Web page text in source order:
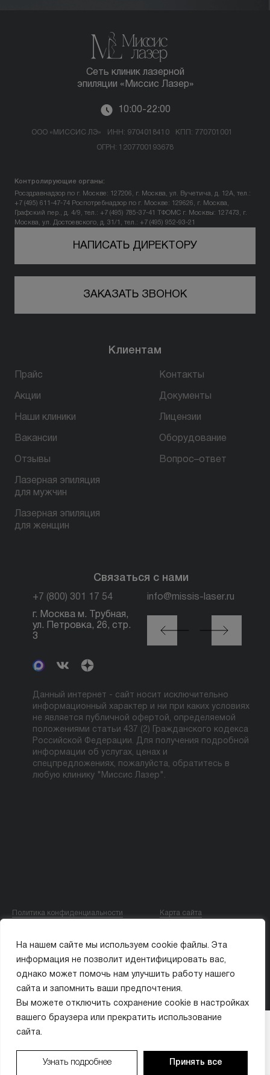
На нашем сайте мы используем cookie файлы. Эта
информация не позволит идентифицировать вас,
однако может помочь нам улучшить работу нашего
сайта и запомнить ваши предпочтения.
Вы можете отключить сохранение cookie в настройках
вашего браузера или прекратить использование
сайта.
Узнать подробнее Принять все
Сеть клиник лазерной
эпиляции «Миссис Лазер»
10:00-22:00
ООО «МИССИС ЛЭ» ИНН: 9704018410 КПП: 770701001
ОГРН: 1207700193678
Контролирующие органы:
Росздравнадзор по г. Москве: 127206, г. Москва, ул. Вучетича, д. 12А, тел.:
+7 (495) 611-47-74 Роспотребнадзор по г. Москве: 129626, г. Москва,
Графский пер., д. 4/9, тел.: +7 (495) 785-37-41
ТФОМС г. Москвы: 127473, г.
Москва, ул. Достоевского, д. 31/1, тел.: +7 (495) 952-93-21
НАПИСАТЬ ДИРЕКТОРУ
ЗАКАЗАТЬ ЗВОНОК
Клиентам
Прайс
Акции
Наши клиники
Вакансии
Отзывы
Лазерная эпиляция
для мужчин
Лазерная эпиляция
для женщин
Контакты
Документы
Лицензии
Оборудование
Вопрос–ответ
Связаться с нами
+7 (800) 301 17 54 info@missis-laser.ru
г. Москва м. Трубная,
ул. Петровка, 26, стр.
3
г. Москва м./МЦК
Автозаводская, ул.
Сайкина, 19
Данный интернет - сайт носит исключительно
информационный характер и ни при каких условиях
не является публичной офертой, определяемой
положениями статьи 437 (2) Гражданского кодекса
Российской Федерации. Для получения подробной
информации об услугах, ценах и
спецпредложениях, пожалуйста, обратитесь в
любую клинику "Миссис Лазер".
Политика конфиденциальности Карта сайта
ИМЕЮТСЯ ПРОТИВОПОКАЗАНИЯ. ПЕРЕД ПРИМЕНЕНИЕМ ОЗНАКОМЬТЕСЬ
С ИНСТРУКЦИЕЙ ИЛИ ПРОКОНСУЛЬТИРУЙТЕСЬ С ВРАЧОМ.
ВАШ БОНУС:
Организатор акции: ООО «МИССИС ЛЭ» (ИНН 9704018410). Период проведения: с 01.01.2026
суммируются с другими акциями. Подробности у администратора по тел. +7 (495) 021-50-15.